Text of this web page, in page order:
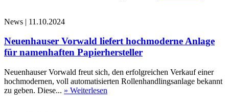
News | 11.10.2024
Neuenhauser Vorwald liefert hochmoderne Anlage
für namenhaften Papierhersteller
Neuenhauser Vorwald freut sich, den erfolgreichen Verkauf einer
hochmodernen, voll automatisierten Rollenhandlingsanlage bekannt
zu geben. Diese... » Weiterlesen